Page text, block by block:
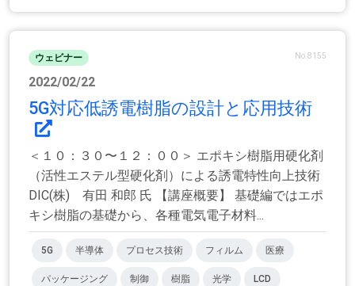
ウェビナー No.8155
2022/02/22
5G対応低誘電樹脂の設計と応用技術
＜１０：３０〜１２：００＞ エポキシ樹脂用硬化剤
（活性エステル型硬化剤）による誘電特性向上技術
DIC(株) 有田 和郎 氏 【講座概要】 基礎編ではエポ
キシ樹脂の基礎から、各種電気電子材料...
5G 半導体 プロセス技術 フィルム 医療
パッケージング 制御 樹脂 光学 LCD